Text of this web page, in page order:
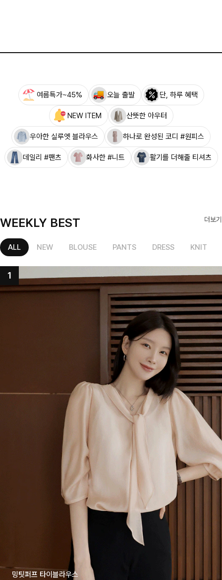
여름특가~45% 오늘 출발 단, 하루 혜택
NEW ITEM 산뜻한 아우터
우아한 실루엣 블라우스 하나로 완성된 코디 #원피스
데일리 #팬츠 화사한 #니트 활기를 더해줄 티셔츠
WEEKLY BEST 더보기
ALL NEW BLOUSE PANTS DRESS KNIT
밍팃퍼프 타이블라우스